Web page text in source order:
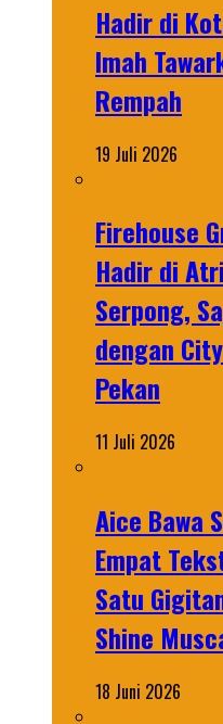
Hadir di
Imah
Rempah
19 Juli 2026
Firehouse
Hadir di
Serpong,
dengan
Pekan
11 Juli 2026
Aice Bawa
Empat
Satu
Shine
18 Juni 2026